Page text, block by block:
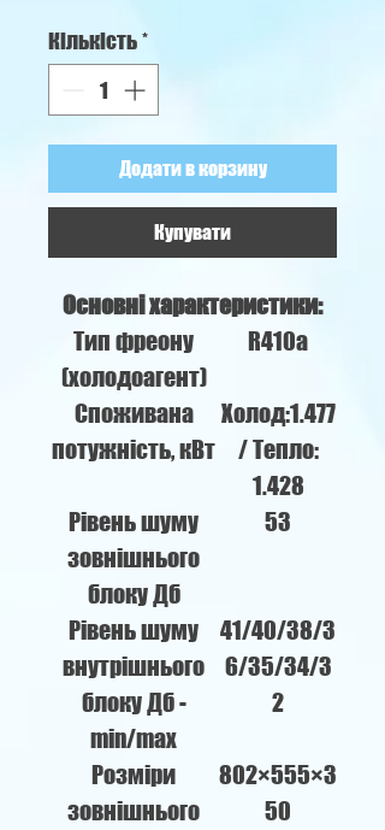
Кількість*
Додати в корзину
Купувати
Основні характеристики:
Тип фреону
(холодоагент)
R410a
Споживана
потужність, кВт
Холод:1.477
/ Тепло:
1.428
Рівень шуму
зовнішнього
блоку Дб
53
Рівень шуму
внутрішнього
блоку Дб -
min/max
41/40/38/3
6/35/34/3
2
Розміри
зовнішнього
802×555×3
50